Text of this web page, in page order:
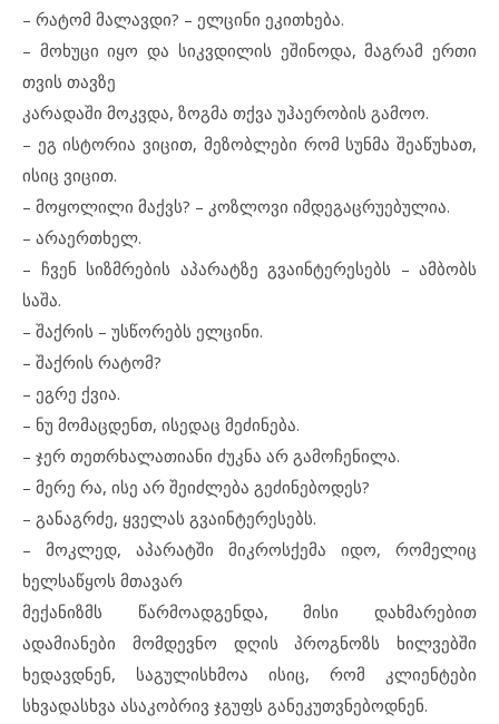
– რატომ მალავდი? – ელცინი ეკითხება.
– მოხუცი იყო და სიკვდილის ეშინოდა, მაგრამ ერთი
თვის თავზე
კარადაში მოკვდა, ზოგმა თქვა უჰაერობის გამოო.
– ეგ ისტორია ვიცით, მეზობლები რომ სუნმა შეაწუხათ,
ისიც ვიცით.
– მოყოლილი მაქვს? – კოზლოვი იმდეგაცრუებულია.
– არაერთხელ.
– ჩვენ სიზმრების აპარატზე გვაინტერესებს – ამბობს
საშა.
– შაქრის – უსწორებს ელცინი.
– შაქრის რატომ?
– ეგრე ქვია.
– ნუ მომაცდენთ, ისედაც მეძინება.
– ჯერ თეთრხალათიანი ძუკნა არ გამოჩენილა.
– მერე რა, ისე არ შეიძლება გეძინებოდეს?
– განაგრძე, ყველას გვაინტერესებს.
– მოკლედ, აპარატში მიკროსქემა იდო, რომელიც
ხელსაწყოს მთავარ
მექანიზმს წარმოადგენდა, მისი დახმარებით
ადამიანები მომდევნო დღის პროგნოზს ხილვებში
ხედავდნენ, საგულისხმოა ისიც, რომ კლიენტები
სხვადასხვა ასაკობრივ ჯგუფს განეკუთვნებოდნენ.